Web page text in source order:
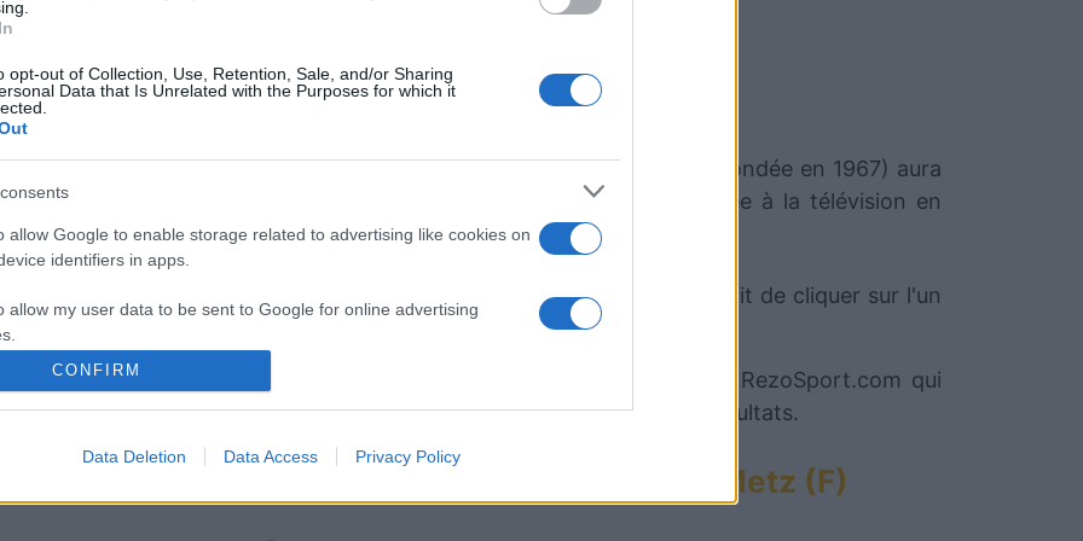
opt-out of Collection, Use, Retention, Sale, and/or Sharing
Data that Is Unrelated with the Purposes for which it
allow Google to enable storage related to advertising like cookies on
identifiers in apps.
allow my user data to be sent to Google for online advertising
identifiers in apps.
CONFIRM
Data Deletion Data Access Privacy Policy
les équipesBrest (F)(équipe fondée en 2004) etMetz (F)
(équipe fondée en 1967) aura
rencontre de Division 1 (F) Ligue Butagaz Energie
sera diffusée à la télévision en
matchs des deux équipes, qu'ils soient diffusés ou non. Il suffit de cliquer sur l'un
Energie
, n'hésitez pas à vous rendre chez notre partenaire RezoSport.com qui
médias, et propose également les classements, calendriers et résultats.
Brest (F) Prochains matchs Metz (F)